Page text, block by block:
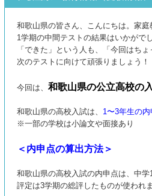
和歌山県の皆さん、こんにちは。家庭
1学期の中間テストの結果はいかがで
「できた」という人も、「今回はち
次のテストに向けて頑張りましょう！
今回は、 和歌山県の公立高校の
和歌山県の高校入試は、 1〜3年生の
※一部の学校は小論文や面接あり
＜内申点の算出方法＞
和歌山県の高校入試の内申点は、中学
評定は3学期の総評したものが使われ